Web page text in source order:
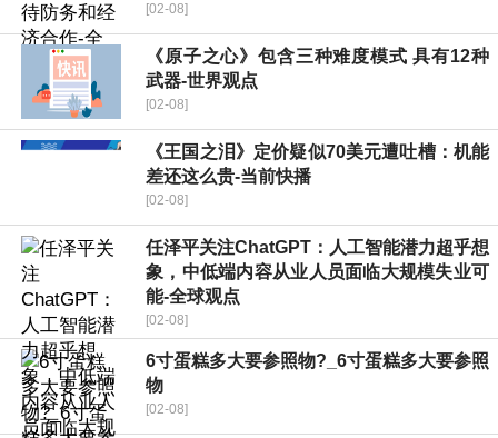
[02-08]
《原子之心》包含三种难度模式 具有12种
武器-世界观点
[02-08]
《王国之泪》定价疑似70美元遭吐槽：机能
差还这么贵-当前快播
[02-08]
任泽平关注ChatGPT：人工智能潜力超乎想
象，中低端内容从业人员面临大规模失业可
能-全球观点
[02-08]
6寸蛋糕多大要参照物?_6寸蛋糕多大要参照
物
[02-08]